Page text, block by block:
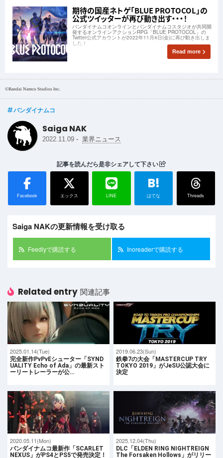
期待の国産ネトゲ「BLUE PROTOCOL」の
公式ツイッターが再び動き出す・・・！
バンダイナムコオンラインとバンダイナムコスタジオが共同開
発するオンラインアクションRPG「BLUE PROTOCOL」の
Twitter公式アカウントが2022年11月4日(金)に再び動き出しま
した！
Read more
©Bandai Namco Studios Inc.
バンダイナムコ
Saiga NAK
2022.11.09 - 業界ニュース
記事を読んだら是非シェアして下さい
Facebook エックス LINE
B!
はてな Threads
Saiga NAKの更新情報を受け取る
Feedlyで購読する Inoreaderで購読する
Related entry 関連記事
2025.01.14(Tue)
完全新作PvPvEシューター「SYND
UALITY Echo of Ada」の最新スト
ーリートレーラーが公…
2019.06.23(Sun)
鉄拳7の大会「MASTERCUP TRY
TOKYO 2019」がJeSU公認大会に
決定
2020.05.11(Mon)
バンダイナムコ最新作「SCARLET
NEXUS」がPS4とPS5で発売決定！
2025.12.04(Thu)
DLC「ELDEN RING NIGHTREIGN
The Forsaken Hollows」がリリー